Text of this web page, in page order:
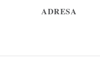
ADRESA